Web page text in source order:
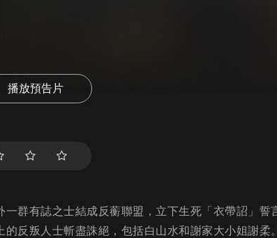
播放預告片
一群有誌之士結成反蘅聯盟，立下生死「衣帶詔」誓
的反叛人士斬盡誅絕，包括白山水和謝家大小姐謝柔